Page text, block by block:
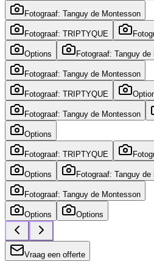
Fotograaf: Tanguy de Montesson
Fotograaf: TRIPTYQUE
Options Fotograaf: Tanguy
Fotograaf: Tanguy de Montesson
Fotograaf: TRIPTYQUE
Fotograaf: Tanguy de Montesson
Options
Fotograaf: TRIPTYQUE
Options Fotograaf: Tanguy
Fotograaf: Tanguy de Montesson
Options Options
Vraag een offerte